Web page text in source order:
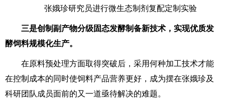
张娥珍研究员进行微生态制剂复配定制实验
三是创制副产物分级固态发酵制备新技术，实现优质发
酵饲料规模化生产。
在原料预处理方面取得突破后，采用何种加工技术才能
在控制成本的同时使饲料产品营养更好，成为摆在张娥珍及
科研团队成员面前的又一道亟待解决的难题。